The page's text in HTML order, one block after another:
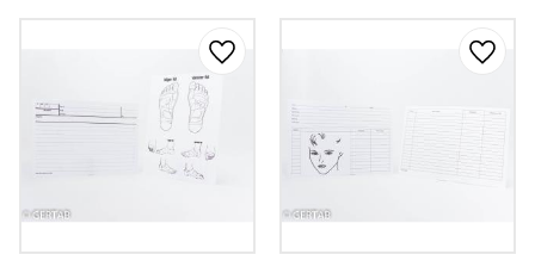
Add to favorites Add